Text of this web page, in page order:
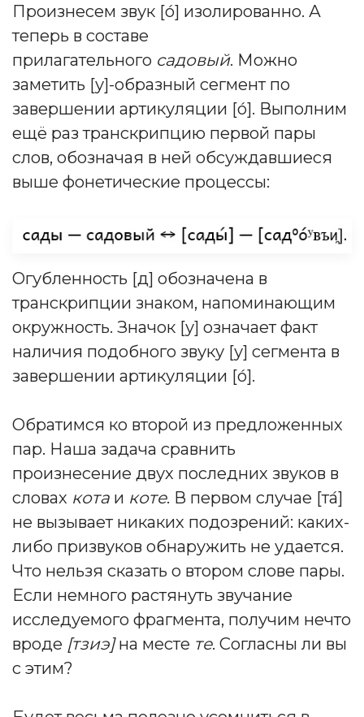
Произнесем звук [о́] изолированно. А
теперь в составе
прилагательного садовый. Можно
заметить [у]-образный сегмент по
завершении артикуляции [о́]. Выполним
ещё раз транскрипцию первой пары
слов, обозначая в ней обсуждавшиеся
выше фонетические процессы:
Огубленность [д] обозначена в
транскрипции знаком, напоминающим
окружность. Значок [у] означает факт
наличия подобного звуку [у] сегмента в
завершении артикуляции [о́].
Обратимся ко второй из предложенных
пар. Наша задача сравнить
произнесение двух последних звуков в
словах кота и коте. В первом случае [та́]
не вызывает никаких подозрений: каких-
либо призвуков обнаружить не удается.
Что нельзя сказать о втором слове пары.
Если немного растянуть звучание
исследуемого фрагмента, получим нечто
вроде [тзиэ]на месте те. Согласны ли вы
с этим?